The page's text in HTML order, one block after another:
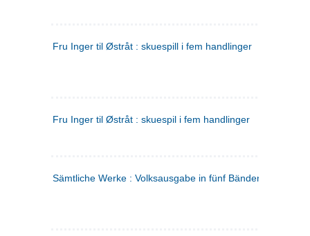
Fru Inger til Østråt : skuespill i fem handlinger
Fru Inger til Østråt : skuespil i fem handlinger
Sämtliche Werke : Volksausgabe in fünf Bänden